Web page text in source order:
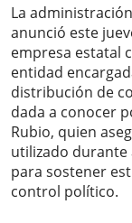
La
anunció este
empresa estatal
entidad
distribución de
dada a conocer
Rubio, quien
utilizado durante
para sostener
control político.